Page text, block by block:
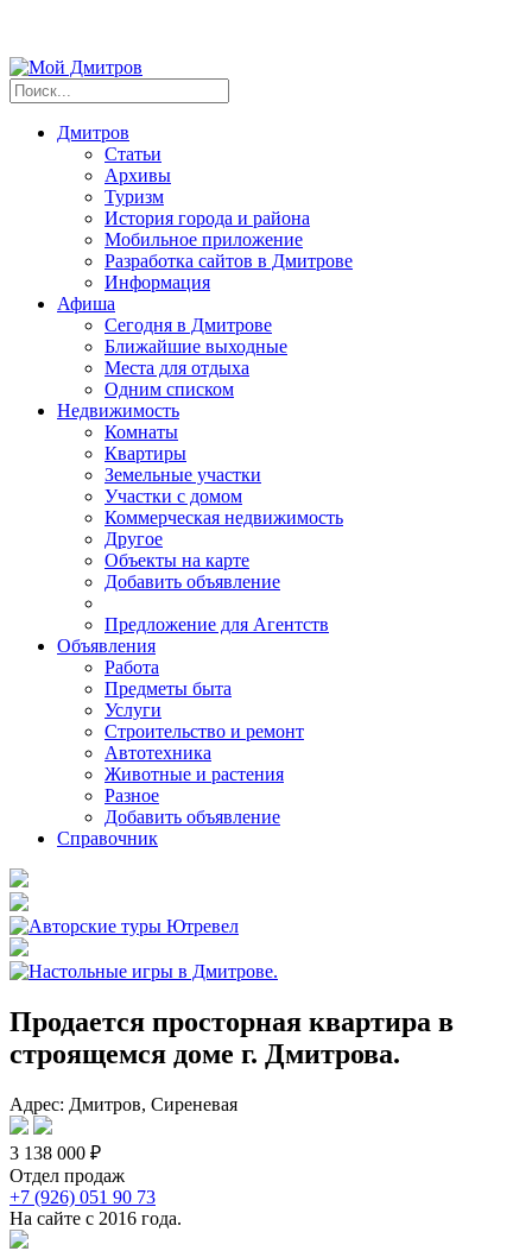
Дмитров
Статьи
Архивы
Туризм
История города и района
Мобильное приложение
Разработка сайтов в Дмитрове
Информация
Афиша
Сегодня в Дмитрове
Ближайшие выходные
Места для отдыха
Одним списком
Недвижимость
Комнаты
Квартиры
Земельные участки
Участки с домом
Коммерческая недвижимость
Другое
Объекты на карте
Добавить объявление
Предложение для Агентств
Объявления
Работа
Предметы быта
Услуги
Строительство и ремонт
Автотехника
Животные и растения
Разное
Добавить объявление
Справочник
Продается просторная квартира в
строящемся доме г. Дмитрова.
Адрес: Дмитров, Сиреневая
3 138 000 ₽
Отдел продаж
+7 (926) 051 90 73
На сайте с 2016 года.